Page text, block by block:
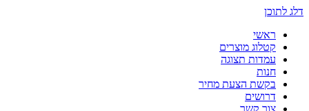
דלג לתוכן
ראשי
קטלוג מוצרים
עמדות תצוגה
חנות
בקשת הצעת מחיר
דרושים
צור קשר